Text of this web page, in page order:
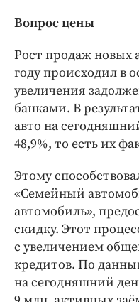
Вопрос цены
Рост продаж новых
году происходил в
увеличения
банками. В
авто на
48,9%, то есть их
Этому
«Семейный
автомобиль»,
скидку. Этот
с увеличением
кредитов. По
на сегодняшний